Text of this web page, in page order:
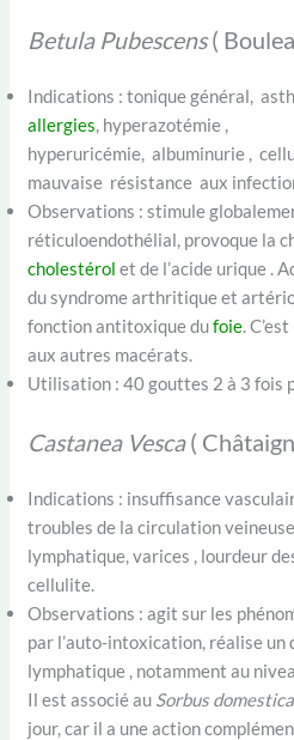
Betula Pubescens(
Indications : tonique général,
allergies, hyperazotémie ,
hyperuricémie, albuminurie ,
mauvaise résistance aux
Observations : stimule
réticuloendothélial, provoque la
cholestérolet de l’acide urique .
du syndrome arthritique et
fonction antitoxique dufoie.
aux autres macérats.
Utilisation : 40 gouttes 2 à 3 fois
Castanea Vesca(
Indications : insuffisance
troubles de la circulation
lymphatique, varices , lourdeur
cellulite.
Observations : agit sur les
par l’auto-intoxication, réalise
lymphatique , notamment au
Il est associé au Sorbus domestica
jour, car il a une action